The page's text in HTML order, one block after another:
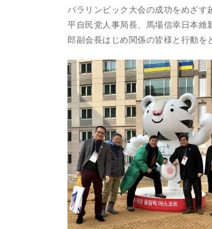
パラリンピック大会の成功をめざす
平自民党人事局長、馬場信幸日本維
郎副会長はじめ関係の皆様と行動を